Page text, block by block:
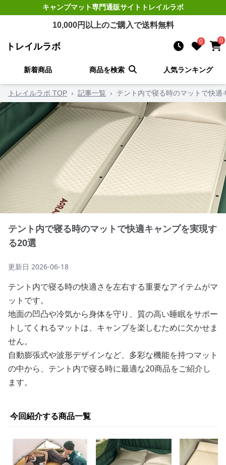
キャンプマット専門通販サイト トレイルラボ
10,000円以上のご購入で送料無料
トレイルラボ 0 0
新着商品 商品を検索 人気ランキング
トレイルラボ TOP › 記事一覧 › テント内で寝る時のマットで快適
テント内で寝る時のマットで快適キャンプを実現す
る20選
更新日 2026-06-18
テント内で寝る時の快適さを左右する重要なアイテムがマ
ットです。
地面の凹凸や冷気から身体を守り、質の高い睡眠をサポー
トしてくれるマットは、キャンプを楽しむために欠かせま
せん。
自動膨張式や波形デザインなど、多彩な機能を持つマット
の中から、テント内で寝る時に最適な20商品をご紹介し
ます。
今回紹介する商品一覧